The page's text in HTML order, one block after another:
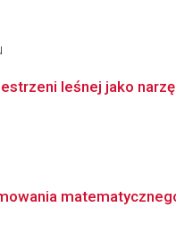
leśnej jako